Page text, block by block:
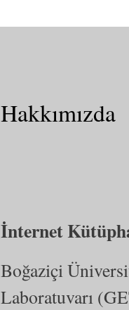
Hakkımızda
İnternet
Boğaziçi
Laboratuvarı